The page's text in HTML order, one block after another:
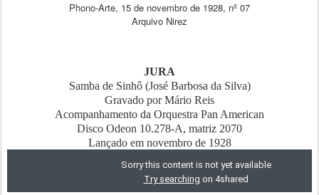
Phono-Arte, 15 de novembro de 1928, nº 07
Arquivo Nirez
JURA
Samba de Sinhô (José Barbosa da Silva)
Gravado por Mário Reis
Acompanhamento da Orquestra Pan American
Disco Odeon 10.278-A, matriz 2070
Lançado em novembro de 1928